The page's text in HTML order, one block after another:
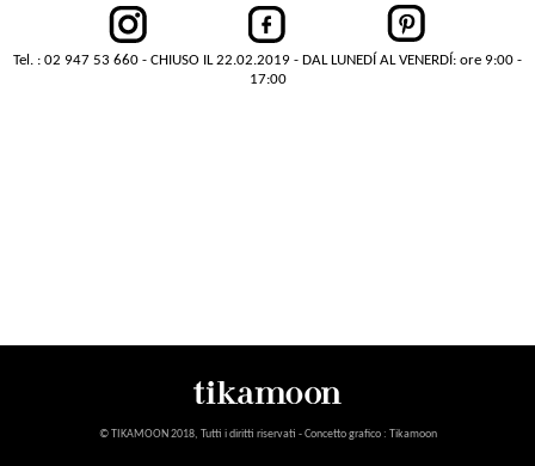
Tel. : 02 947 53 660 - CHIUSO IL 22.02.2019 - DAL LUNEDÍ AL VENERDÍ: ore 9:00 -
17:00
© TIKAMOON 2018, Tutti i diritti riservati - Concetto grafico : Tikamoon